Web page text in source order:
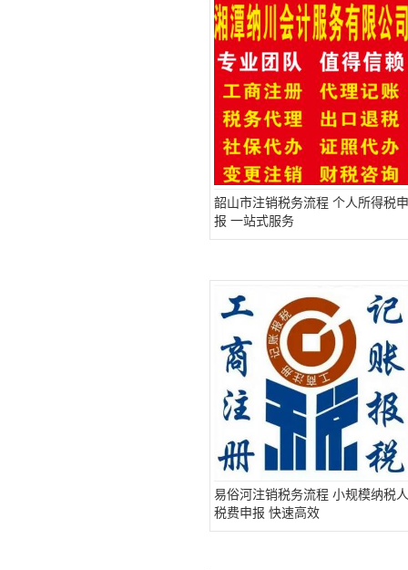
韶山市注销税务流程 个人所得税申
报 一站式服务
易俗河注销税务流程 小规模纳税人
税费申报 快速高效